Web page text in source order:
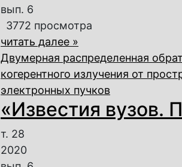
вып. 6
3772 просмотра
читать далее »
Двумерная распределенная
когерентного излучения от
электронных пучков
«Известия
т. 28
2020